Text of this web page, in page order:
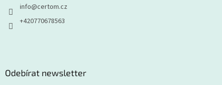
info@certom.cz
+420770678563
Odebírat newsletter